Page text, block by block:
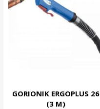
GORIONIK ERGOPLUS 26
(3 M)